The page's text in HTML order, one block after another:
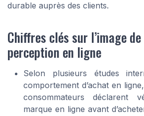
durable auprès des clients.
Chiffres clés sur l’image
perception en ligne
Selon plusieurs études
comportement d’achat en
consommateurs déclarent
marque en ligne avant